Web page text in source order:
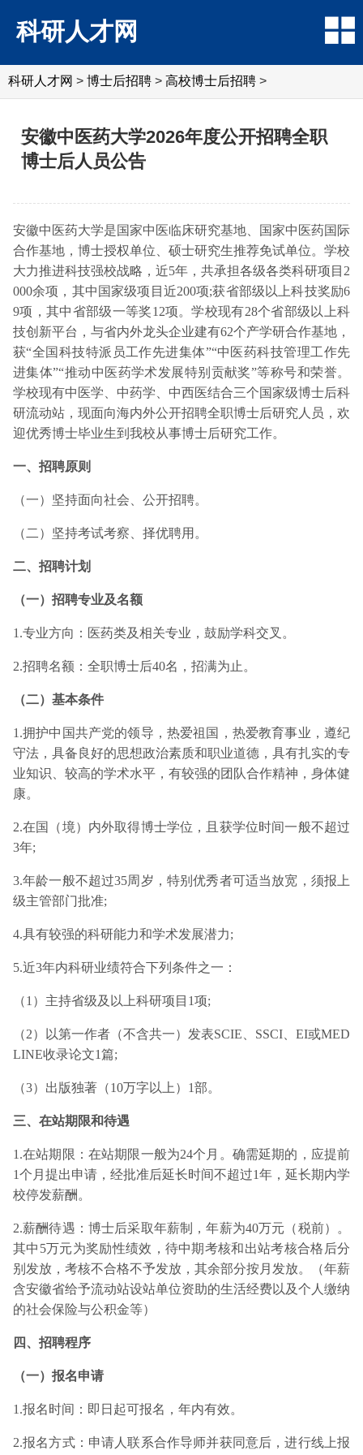
科研人才网
科研人才网 > 博士后招聘 > 高校博士后招聘 >
安徽中医药大学2026年度公开招聘全职
博士后人员公告
安徽中医药大学是国家中医临床研究基地、国家中医药国际
合作基地，博士授权单位、硕士研究生推荐免试单位。学校
大力推进科技强校战略，近5年，共承担各级各类科研项目2
000余项，其中国家级项目近200项;获省部级以上科技奖励6
9项，其中省部级一等奖12项。学校现有28个省部级以上科
技创新平台，与省内外龙头企业建有62个产学研合作基地，
获“全国科技特派员工作先进集体”“中医药科技管理工作先
进集体”“推动中医药学术发展特别贡献奖”等称号和荣誉。
学校现有中医学、中药学、中西医结合三个国家级博士后科
研流动站，现面向海内外公开招聘全职博士后研究人员，欢
迎优秀博士毕业生到我校从事博士后研究工作。
一、招聘原则
（一）坚持面向社会、公开招聘。
（二）坚持考试考察、择优聘用。
二、招聘计划
（一）招聘专业及名额
1.专业方向：医药类及相关专业，鼓励学科交叉。
2.招聘名额：全职博士后40名，招满为止。
（二）基本条件
1.拥护中国共产党的领导，热爱祖国，热爱教育事业，遵纪
守法，具备良好的思想政治素质和职业道德，具有扎实的专
业知识、较高的学术水平，有较强的团队合作精神，身体健
康。
2.在国（境）内外取得博士学位，且获学位时间一般不超过
3年;
3.年龄一般不超过35周岁，特别优秀者可适当放宽，须报上
级主管部门批准;
4.具有较强的科研能力和学术发展潜力;
5.近3年内科研业绩符合下列条件之一：
（1）主持省级及以上科研项目1项;
（2）以第一作者（不含共一）发表SCIE、SSCI、EI或MED
LINE收录论文1篇;
（3）出版独著（10万字以上）1部。
三、在站期限和待遇
1.在站期限：在站期限一般为24个月。确需延期的，应提前
1个月提出申请，经批准后延长时间不超过1年，延长期内学
校停发薪酬。
2.薪酬待遇：博士后采取年薪制，年薪为40万元（税前）。
其中5万元为奖励性绩效，待中期考核和出站考核合格后分
别发放，考核不合格不予发放，其余部分按月发放。（年薪
含安徽省给予流动站设站单位资助的生活经费以及个人缴纳
的社会保险与公积金等）
四、招聘程序
（一）报名申请
1.报名时间：即日起可报名，年内有效。
2.报名方式：申请人联系合作导师并获同意后，进行线上报